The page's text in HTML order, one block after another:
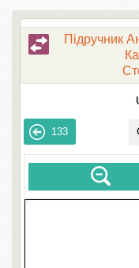
Підручник
133